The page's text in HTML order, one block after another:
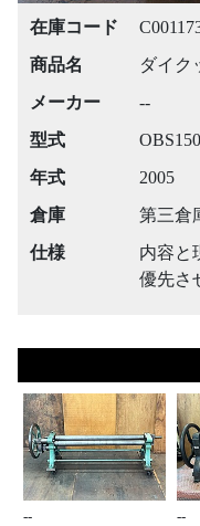
在庫コード
商品名
ダイク
メーカー
--
型式
年式
2005
倉庫
第三倉
仕様
内容と
優先さ
-- --